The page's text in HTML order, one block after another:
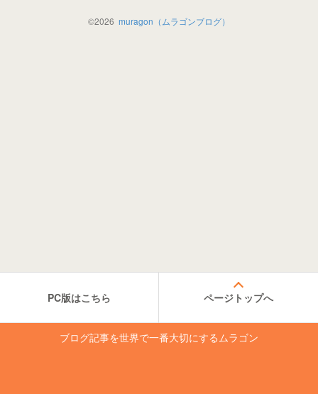
©2026 muragon（ムラゴンブログ）
PC版はこちら ページトップへ
ブログ記事を世界で一番大切にするムラゴン